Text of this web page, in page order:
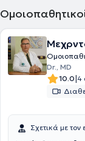
Dr., MD
10.0|4
Σχετικά με τον